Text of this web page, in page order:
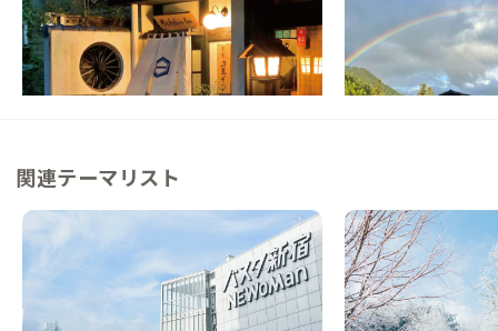
岐阜県 ゲストハウス
【飲食店街まで30秒】飛騨高山の落ち着い
た空間の家
この家からの距離 1km
ゲストハウス
【まるっと貸切専用
れ、囲炉裏の温もり
この家からの距離 10km
関連テーマリスト